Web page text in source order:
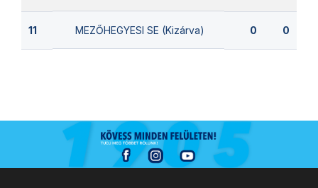
11 MEZŐHEGYESI SE (Kizárva) 0 0